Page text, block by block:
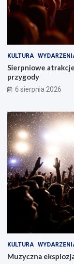
KULTURA
Sierpniowe
przygody
6 sierpnia 2026
KULTURA
Muzyczna